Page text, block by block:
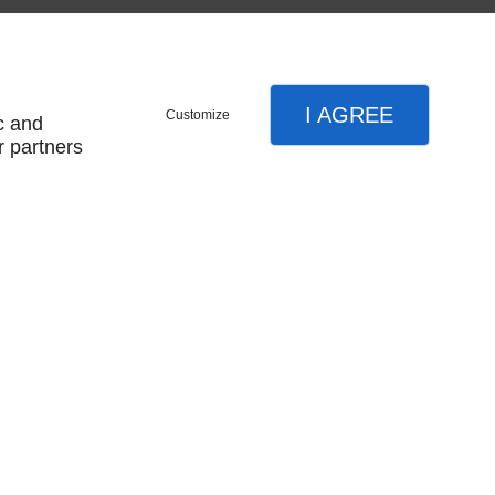
and
partners
Customize I AGREE